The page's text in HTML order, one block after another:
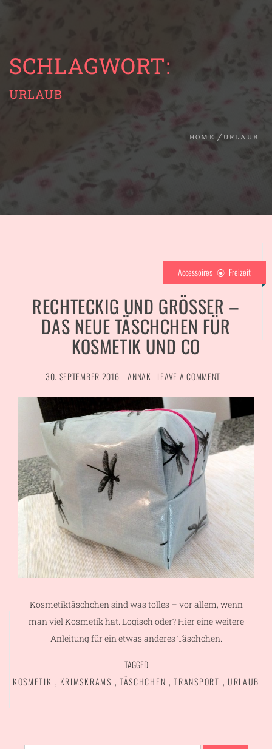
SCHLAGWORT:
URLAUB
HOME URLAUB
Accessoires Freizeit
RECHTECKIG UND GRÖSSER – D
AS NEUE TÄSCHCHEN FÜR K
OSMETIK UND CO
30. SEPTEMBER 2016 ANNAK LEAVE A COMMENT
Kosmetiktäschchen sind was tolles – vor allem, wenn
man viel Kosmetik hat. Logisch oder? Hier eine weitere
Anleitung für ein etwas anderes Täschchen.
TAGGED
KOSMETIK , KRIMSKRAMS , TÄSCHCHEN , TRANSPORT , URLAUB